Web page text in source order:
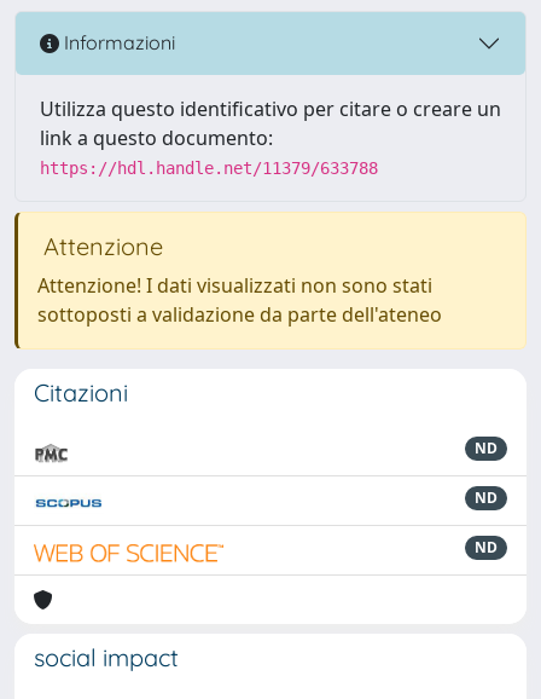
Informazioni
Utilizza questo identificativo per citare o creare un
link a questo documento:
https://hdl.handle.net/11379/633788
Attenzione
Attenzione! I dati visualizzati non sono stati
sottoposti a validazione da parte dell'ateneo
Citazioni
ND
ND
ND
social impact